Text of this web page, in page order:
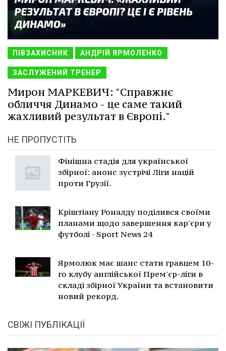
ПІВЗАХИСНИК АНДРІЙ ЯРМОЛЕНКО
ЗАСЛУЖЕНИЙ ТРЕНЕР
Мирон МАРКЕВИЧ: "Справжнє
обличчя Динамо - це саме такий
жахливий результат в Європі."
НЕ ПРОПУСТІТЬ
Фінішна стадія для української
збірної: анонс зустрічі Ліги націй
проти Грузії.
Кріштіану Роналду поділився своїми
планами щодо завершення кар'єри у
футболі - Sport News 24
Ярмолюк має шанс стати гравцем 10-
го клубу англійської Прем'єр-ліги в
складі збірної України та встановити
новий рекорд.
СВІЖІ ПУБЛІКАЦІЇ